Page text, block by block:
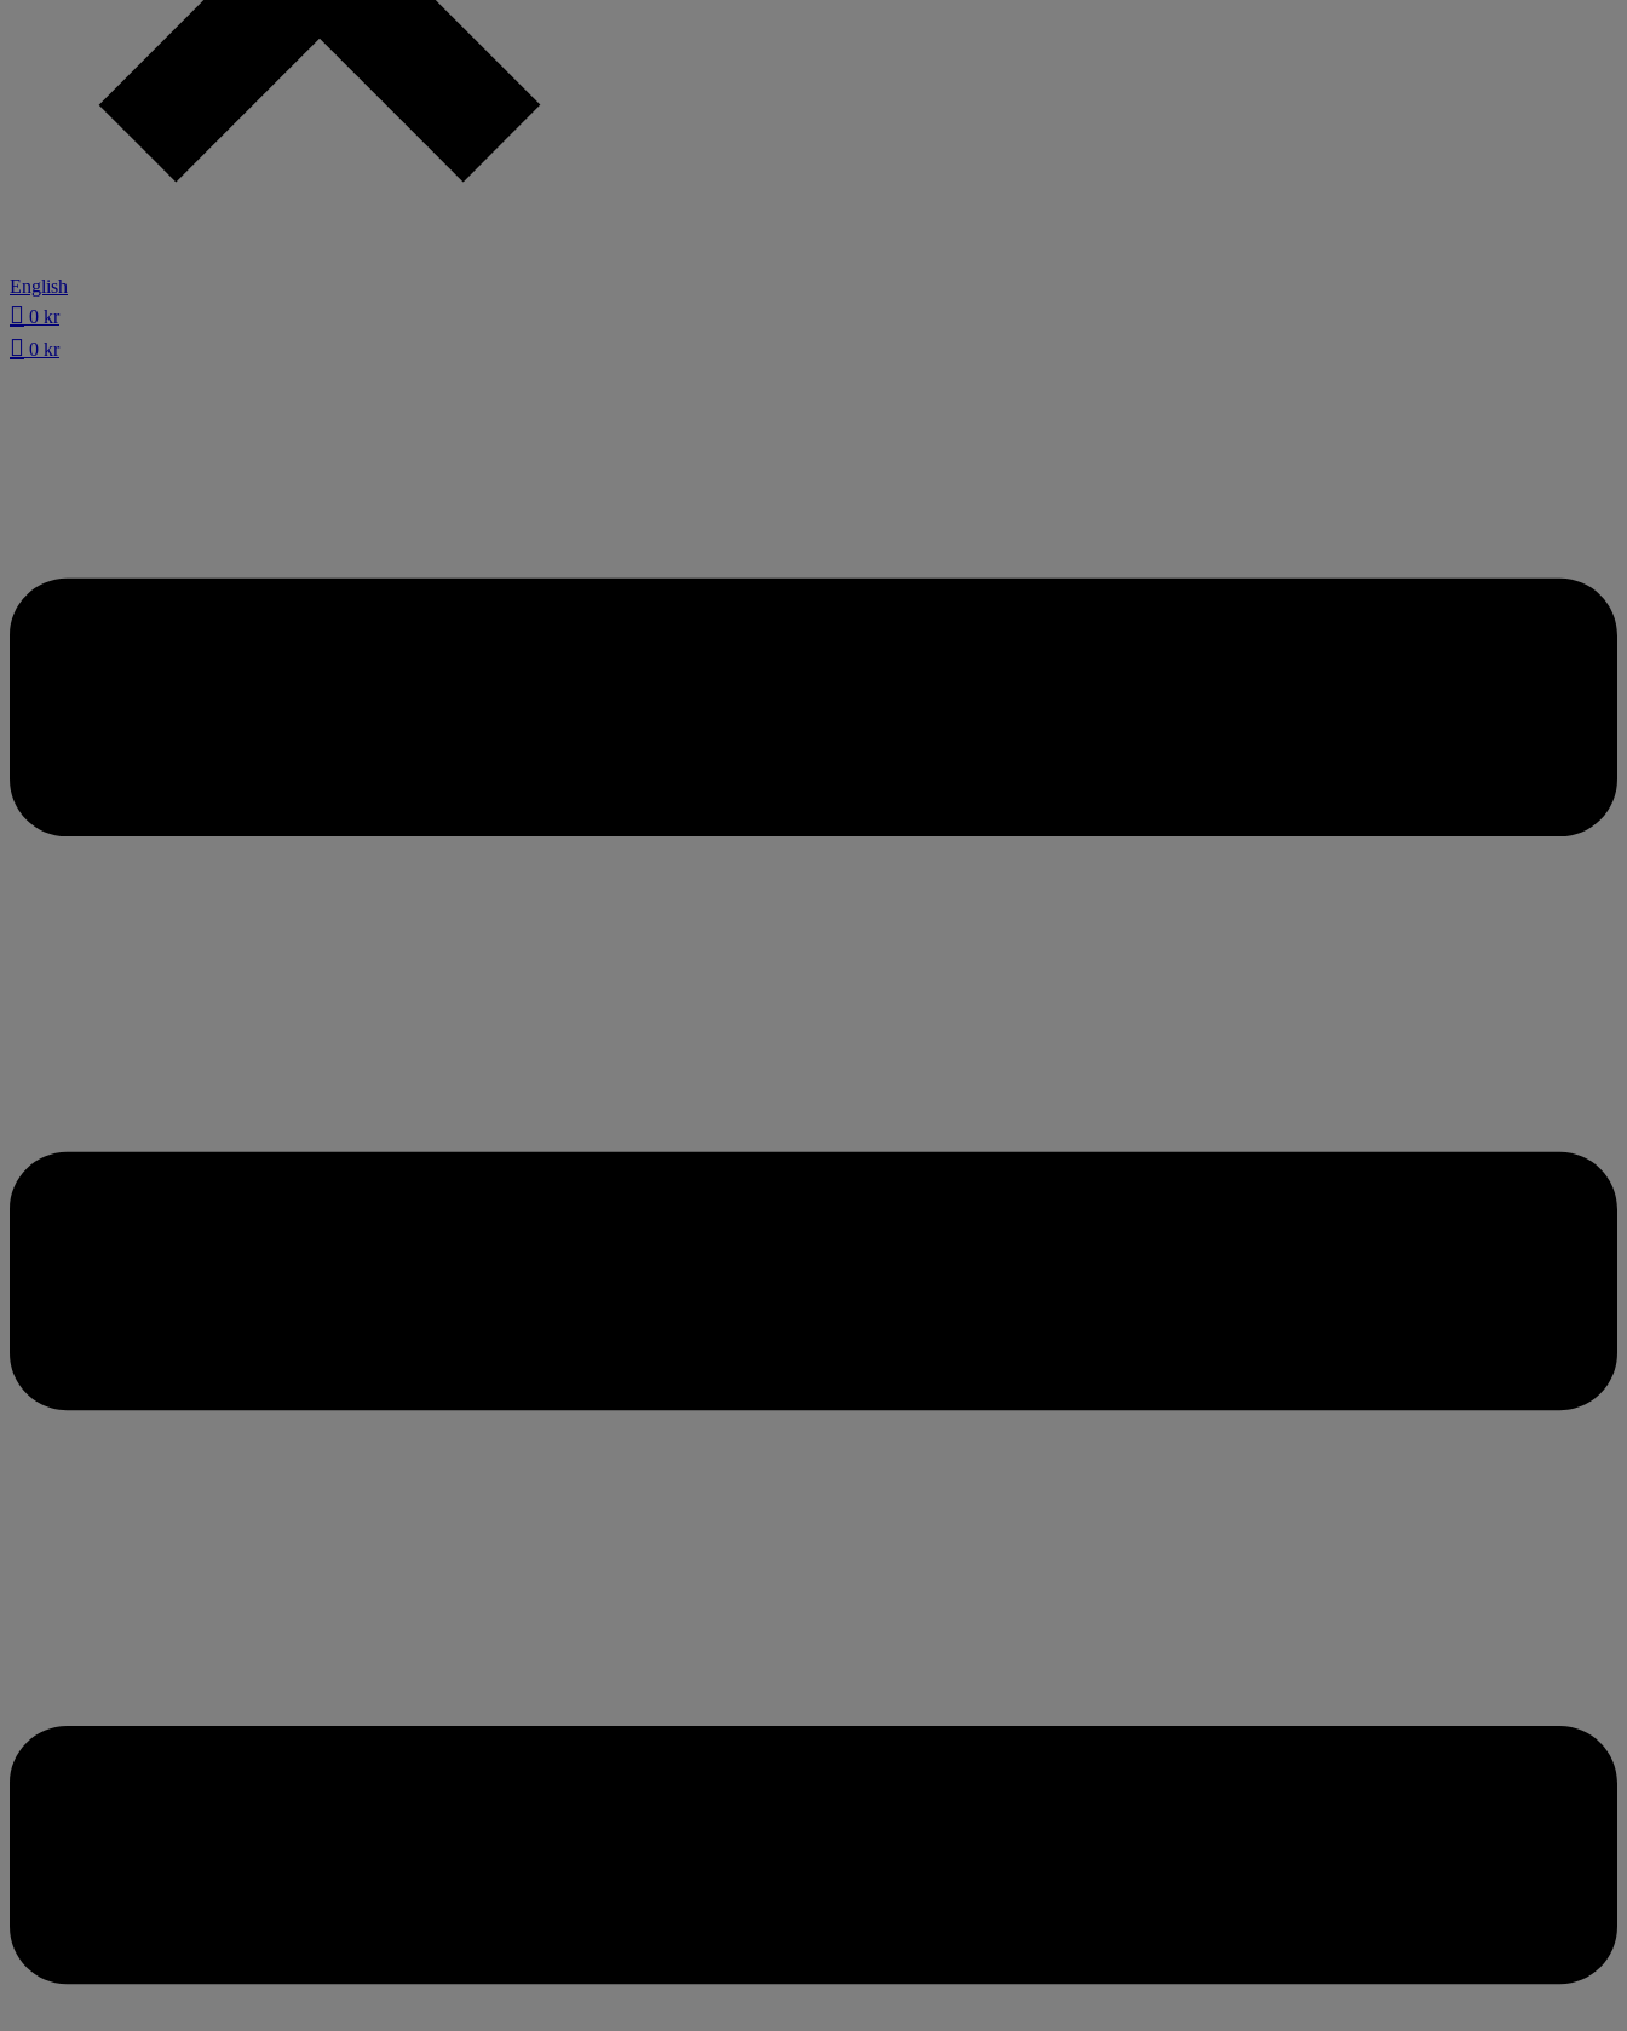
English
0 kr
0 kr